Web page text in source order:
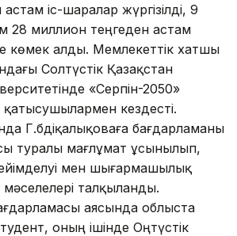
іс-шаралар жүргізілді, 9
28 миллион теңгеден астам
көмек алды. Мемлекеттік хатшы
Солтүстік Қазақстан
«Серпін-2050»
кездесті.
Г.Әбдіқалықоваға бағдарламаны
туралы мағлұмат ұсынылып,
мен шығармашылық
талқыланды.
аясында облыста
оның ішінде Оңтүстік